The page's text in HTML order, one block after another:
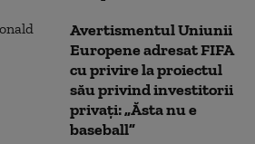
Avertismentul Uniunii
Europene adresat FIFA
cu privire la proiectul
său privind investitorii
privaţi: „Ăsta nu e
baseball”